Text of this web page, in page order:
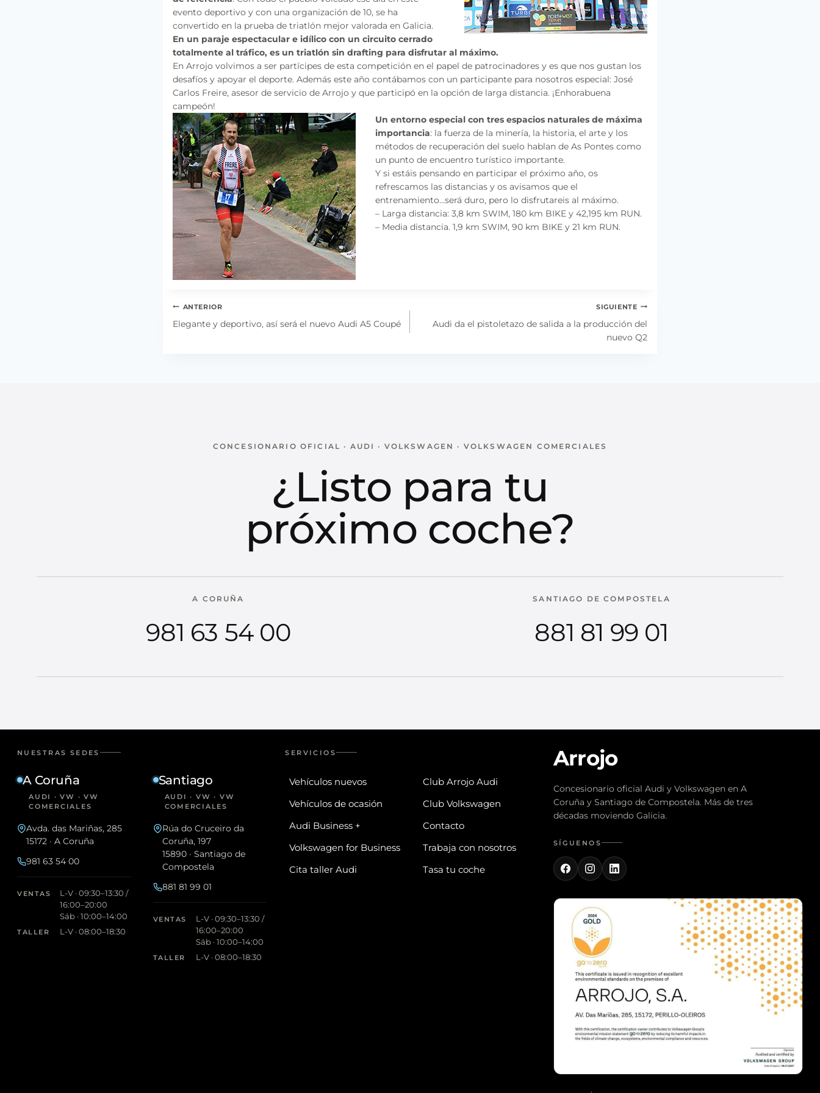
evento deportivo y con una organización de 10, se ha
convertido en la prueba de triatlón mejor valorada en Galicia.
En un paraje espectacular e idílico con un circuito cerrado
totalmente al tráfico, es un triatlón sin drafting para disfrutar al máximo.
En Arrojo volvimos a ser partícipes de esta competición en el papel de patrocinadores y es que nos gustan los
desafíos y apoyar el deporte. Además este año contábamos con un participante para nosotros especial: José
Carlos Freire, asesor de servicio de Arrojo y que participó en la opción de larga distancia. ¡Enhorabuena
campeón!
Un entorno especial con tres espacios naturales de máxima
importancia: la fuerza de la minería, la historia, el arte y los
métodos de recuperación del suelo hablan de As Pontes como
un punto de encuentro turístico importante.
Y si estáis pensando en participar el próximo año, os
refrescamos las distancias y os avisamos que el
entrenamiento…será duro, pero lo disfrutareis al máximo.
– Larga distancia: 3,8 km SWIM, 180 km BIKE y 42,195 km RUN.
– Media distancia. 1,9 km SWIM, 90 km BIKE y 21 km RUN.
Navegación
de
ANTERIOR
Elegante y deportivo, así será el nuevo Audi A5 Coupé
SIGUIENTE
Audi da el pistoletazo de salida a la producción del
nuevo Q2
CONCESIONARIO OFICIAL · AUDI · VOLKSWAGEN · VOLKSWAGEN COMERCIALES
¿Listo para tu
próximo coche?
A CORUÑA
981 63 54 00
SANTIAGO DE COMPOSTELA
881 81 99 01
NUESTRAS SEDES
A Coruña
AUDI · VW · VW
COMERCIALES
Avda. das Mariñas, 285
15172 · A Coruña
981 63 54 00
VENTAS
L-V · 09:30–13:30 /
16:00–20:00
Sáb · 10:00–14:00
TALLER L-V · 08:00–18:30
Santiago
AUDI · VW · VW
COMERCIALES
Rúa do Cruceiro da
Coruña, 197
15890 · Santiago de
Compostela
881 81 99 01
VENTAS
L-V · 09:30–13:30 /
16:00–20:00
Sáb · 10:00–14:00
TALLER L-V · 08:00–18:30
SERVICIOS
Vehículos nuevos
Vehículos de ocasión
Audi Business +
Volkswagen for Business
Cita taller Audi
Club Arrojo Audi
Club Volkswagen
Contacto
Trabaja con nosotros
Tasa tu coche
Arrojo
Concesionario oficial Audi y Volkswagen en A
Coruña y Santiago de Compostela. Más de tres
décadas moviendo Galicia.
SÍGUENOS